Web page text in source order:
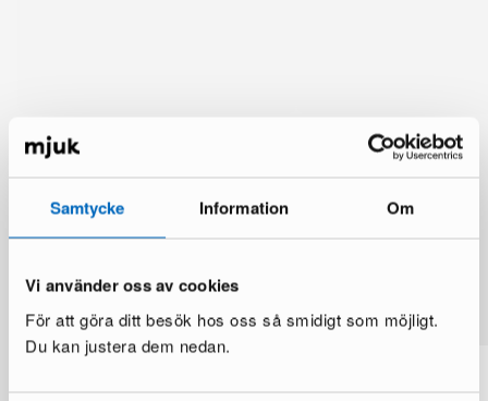
Samtycke Information Om
Vi använder oss av cookies
För att göra ditt besök hos oss så smidigt som möjligt.
Du kan justera dem nedan.